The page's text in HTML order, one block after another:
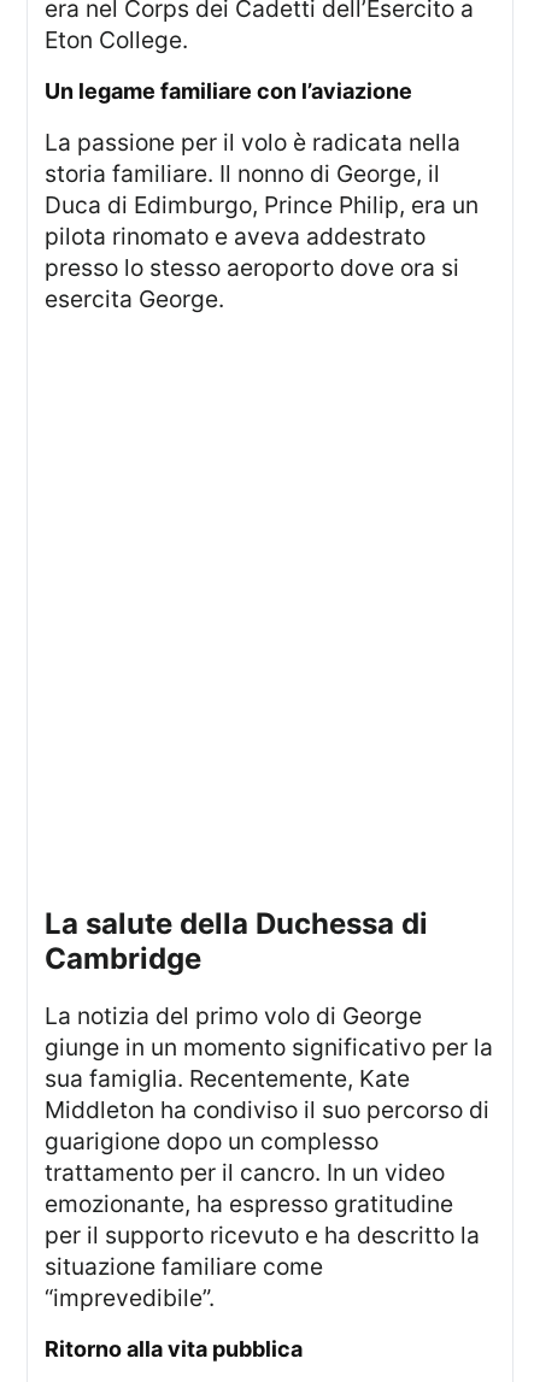
era nel Corps dei Cadetti dell’Esercito a
Eton College.
Un legame familiare con l’aviazione
La passione per il volo è radicata nella
storia familiare. Il nonno di George, il
Duca di Edimburgo, Prince Philip, era un
pilota rinomato e aveva addestrato
presso lo stesso aeroporto dove ora si
esercita George.
La salute della Duchessa di
Cambridge
La notizia del primo volo di George
giunge in un momento significativo per la
sua famiglia. Recentemente, Kate
Middleton ha condiviso il suo percorso di
guarigione dopo un complesso
trattamento per il cancro. In un video
emozionante, ha espresso gratitudine
per il supporto ricevuto e ha descritto la
situazione familiare come
“imprevedibile”.
Ritorno alla vita pubblica